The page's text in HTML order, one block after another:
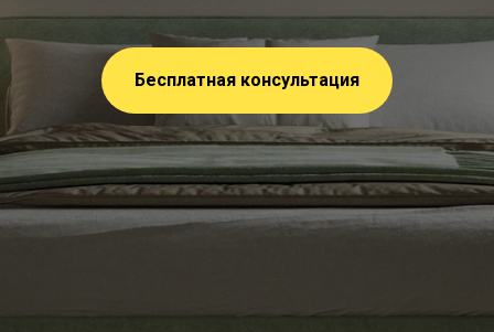
Бесплатная консультация